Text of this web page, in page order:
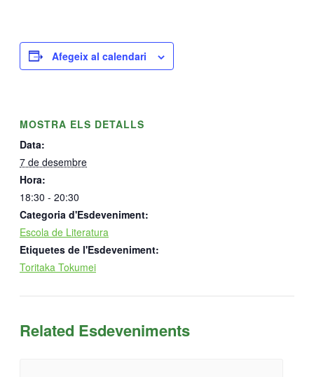
Afegeix al calendari
MOSTRA ELS DETALLS
Data:
7 de desembre
Hora:
18:30 - 20:30
Categoria d'Esdeveniment:
Escola de Literatura
Etiquetes de l'Esdeveniment:
Toritaka Tokumei
Related Esdeveniments